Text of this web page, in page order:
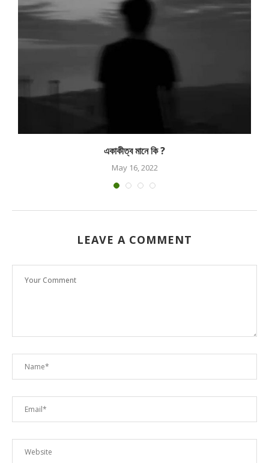
একাকীত্ব মানে কি ?
May 16, 2022
LEAVE A COMMENT